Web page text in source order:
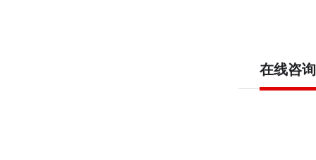
在线咨询